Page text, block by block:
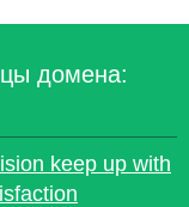
домена:
keep up with